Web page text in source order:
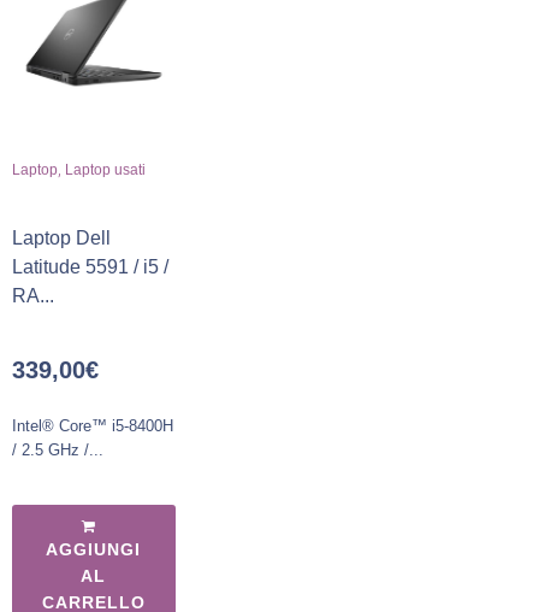
Laptop Laptop usati
Laptop Dell
Latitude 5591 / i5 /
RA...
339,00€
Intel® Core™ i5-8400H
/ 2.5 GHz /...
AGGIUNGI
AL
CARRELLO